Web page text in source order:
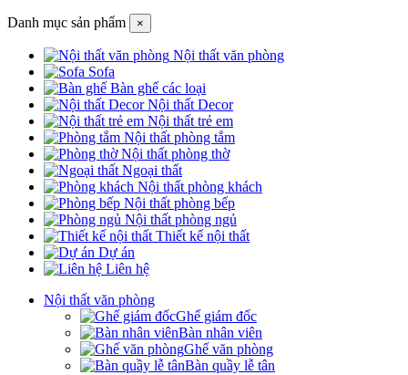
Danh mục sản phẩm ×
Nội thất văn phòng
Sofa
Bàn ghế các loại
Nội thất Decor
Nội thất trẻ em
Nội thất phòng tắm
Nội thất phòng thờ
Ngoại thất
Nội thất phòng khách
Nội thất phòng bếp
Nội thất phòng ngủ
Thiết kế nội thất
Dự án
Liên hệ
Nội thất văn phòng
Ghế giám đốc
Bàn nhân viên
Ghế văn phòng
Bàn quầy lễ tân